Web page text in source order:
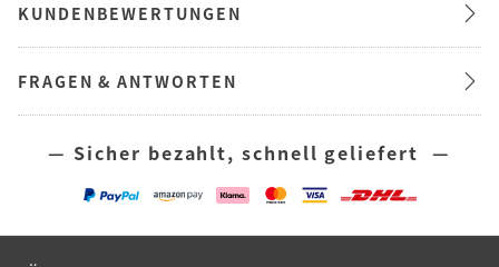
KUNDENBEWERTUNGEN
FRAGEN & ANTWORTEN
— Sicher bezahlt, schnell geliefert —